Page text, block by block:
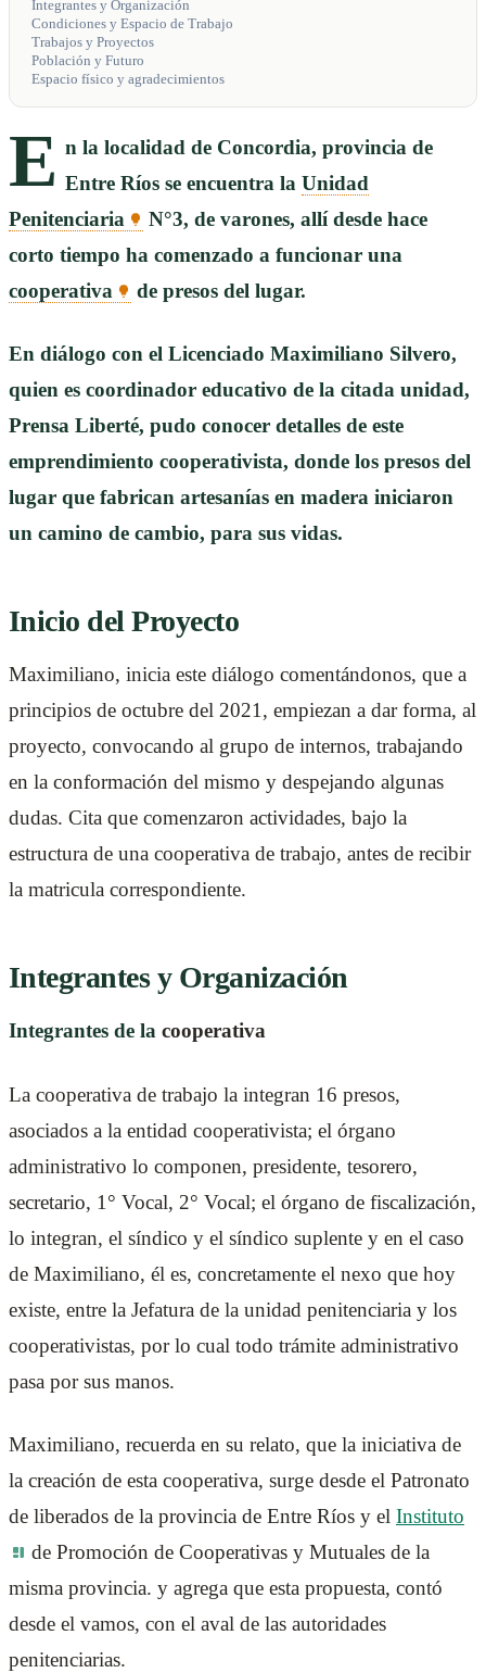
Integrantes y Organización
Condiciones y Espacio de Trabajo
Trabajos y Proyectos
Población y Futuro
Espacio físico y agradecimientos
E n la localidad de Concordia, provincia de
Entre Ríos se encuentra la Unidad
Penitenciaria
N°3, de varones, allí desde hace
corto tiempo ha comenzado a funcionar una
cooperativa
de presos del lugar.
En diálogo con el Licenciado Maximiliano Silvero,
quien es coordinador educativo de la citada unidad,
Prensa Liberté, pudo conocer detalles de este
emprendimiento cooperativista, donde los presos del
lugar que fabrican artesanías en madera iniciaron
un camino de cambio, para sus vidas.
Inicio del Proyecto
Maximiliano, inicia este diálogo comentándonos, que a
principios de octubre del 2021, empiezan a dar forma, al
proyecto, convocando al grupo de internos, trabajando
en la conformación del mismo y despejando algunas
dudas. Cita que comenzaron actividades, bajo la
estructura de una cooperativa de trabajo, antes de recibir
la matricula correspondiente.
Integrantes y Organización
Integrantes de la cooperativa
La cooperativa de trabajo la integran 16 presos,
asociados a la entidad cooperativista; el órgano
administrativo lo componen, presidente, tesorero,
secretario, 1° Vocal, 2° Vocal; el órgano de fiscalización,
lo integran, el síndico y el síndico suplente y en el caso
de Maximiliano, él es, concretamente el nexo que hoy
existe, entre la Jefatura de la unidad penitenciaria y los
cooperativistas, por lo cual todo trámite administrativo
pasa por sus manos.
Maximiliano, recuerda en su relato, que la iniciativa de
la creación de esta cooperativa, surge desde el Patronato
de liberados de la provincia de Entre Ríos y el Instituto
de Promoción de Cooperativas y Mutuales de la
misma provincia. y agrega que esta propuesta, contó
desde el vamos, con el aval de las autoridades
penitenciarias.